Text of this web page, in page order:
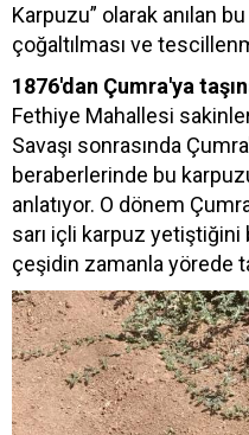
Karpuzu” olarak anılan
çoğaltılması ve
1876'dan Çumra'ya
Fethiye Mahallesi
Savaşı sonrasında
beraberlerinde bu
anlatıyor. O dönem
sarı içli karpuz
çeşidin zamanla yörede